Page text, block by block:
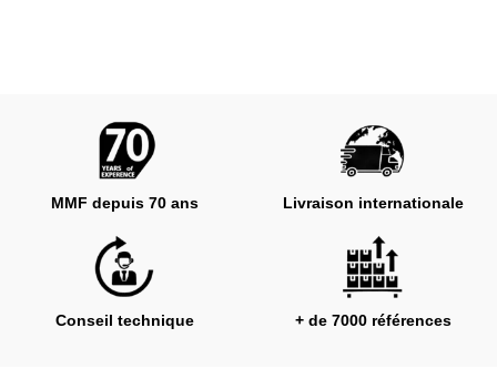
MMF depuis 70 ans Livraison internationale
Conseil technique + de 7000 références